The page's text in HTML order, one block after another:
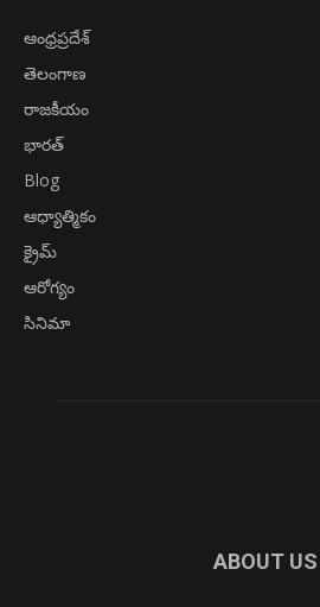
ఆంధ్రప్రదేశ్
తెలంగాణ
రాజకీయం
భారత్
Blog
ఆధ్యాత్మికం
క్రైమ్
ఆరోగ్యం
సినిమా
ABOUT US